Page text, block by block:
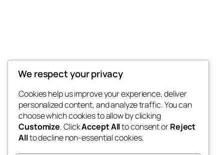
Thunder Feeds
你最喜欢的电子游戏和攻略杂志
博客
关于
事件
商店
We respect your privacy
Cookies help us improve your experience, deliver
personalized content, and analyze traffic. You can
choose which cookies to allow by clicking
Customize. ClickAccept Allto consent orReject
Allto decline non-essential cookies.